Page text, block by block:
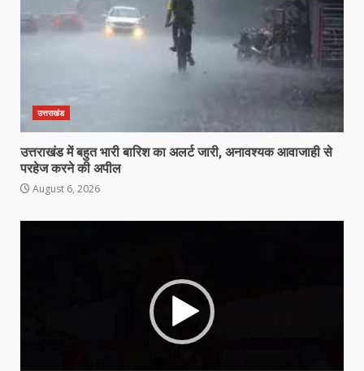
उत्तराखंड
उत्तराखंड में बहुत भारी बारिश का अलर्ट जारी, अनावश्यक आवाजाही से
परहेज करने की अपील
August 6, 2026